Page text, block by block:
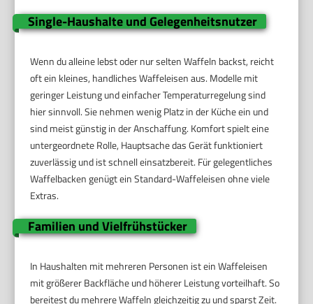
Single-Haushalte und Gelegenheitsnutzer
Wenn du alleine lebst oder nur selten Waffeln backst, reicht
oft ein kleines, handliches Waffeleisen aus. Modelle mit
geringer Leistung und einfacher Temperaturregelung sind
hier sinnvoll. Sie nehmen wenig Platz in der Küche ein und
sind meist günstig in der Anschaffung. Komfort spielt eine
untergeordnete Rolle, Hauptsache das Gerät funktioniert
zuverlässig und ist schnell einsatzbereit. Für gelegentliches
Waffelbacken genügt ein Standard-Waffeleisen ohne viele
Extras.
Familien und Vielfrühstücker
In Haushalten mit mehreren Personen ist ein Waffeleisen
mit größerer Backfläche und höherer Leistung vorteilhaft. So
bereitest du mehrere Waffeln gleichzeitig zu und sparst Zeit.